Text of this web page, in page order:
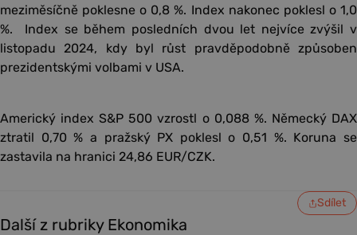
meziměsíčně poklesne o 0,8 %. Index nakonec poklesl o 1,0
%. Index se během posledních dvou let nejvíce zvýšil v
listopadu 2024, kdy byl růst pravděpodobně způsoben
prezidentskými volbami v USA.
Americký index S&P 500 vzrostl o 0,088 %. Německý DAX
ztratil 0,70 % a pražský PX poklesl o 0,51 %. Koruna se
zastavila na hranici 24,86 EUR/CZK.
Sdílet
Další z rubriky Ekonomika